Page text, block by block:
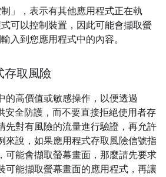
」，表示有其他應用程式正在執
可以控制裝置，因此可能會擷取螢
入到您應用程式中的內容。
存取風險
的高價值或敏感操作，以便透過
安全防護，而不要直接拒絕使用者存
先對有風險的流量進行驗證，再允許
來說，如果應用程式存取風險信號指
可能會擷取螢幕畫面，那麼請先要求
可能擷取螢幕畫面的應用程式，再讓